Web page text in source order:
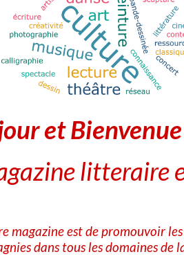
Gautier lu par Yvon Jean
et
litteraire
magazine est de promouvoir
dans tous les domaines de